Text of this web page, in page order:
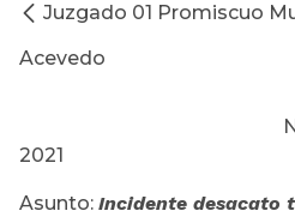
Juzgado 01 Promiscuo
Acevedo
2021
Asunto: Incidente desacato